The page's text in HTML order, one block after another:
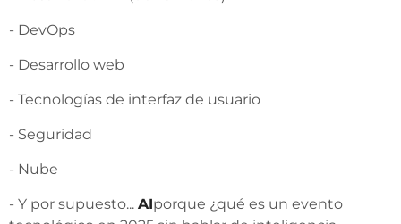
- DevOps
- Desarrollo web
- Tecnologías de interfaz de usuario
- Seguridad
- Nube
- Y por supuesto... AIporque ¿qué es un evento